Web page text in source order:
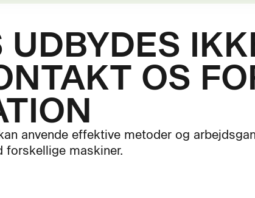
OS
anvende effektive metoder og
forskellige maskiner.